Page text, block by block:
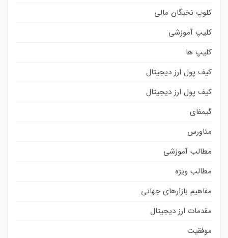
کلوپ نخبگان مالی
کلیپ آموزشی
کلیپ ها
کیف پول ارز دیجیتال
کیف پول ارز دیجیتال
گیمفای
متاورس
مطالب آموزشی
مطالب ویژه
مفاهیم بازارهای جهانی
مقدمات ارز دیجیتال
موفقیت